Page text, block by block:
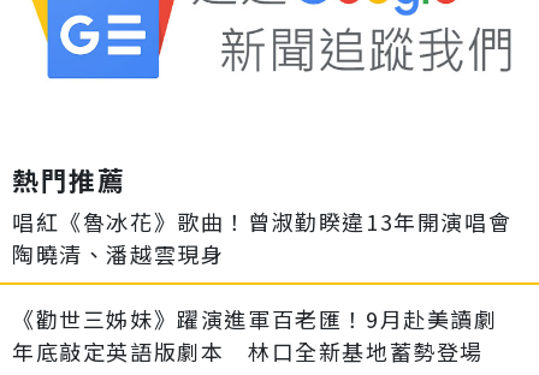
熱門推薦
唱紅《魯冰花》歌曲！曾淑勤睽違13年開演唱會
陶曉清、潘越雲現身
《勸世三姊妹》躍演進軍百老匯！9月赴美讀劇
年底敲定英語版劇本 林口全新基地蓄勢登場